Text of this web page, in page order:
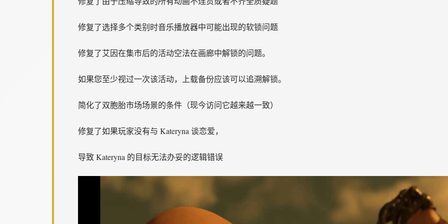
修复了选择多个类别时音乐播放器中可能出现的软锁问题
修复了艾因在集市后的活动空法在画廊中解锁的问题。
如果您至少视过一次该活动，上载备份应该可以追溯解锁。
简化了双胞胎市场场景的条件（现今访问它越来越一致）
修复了如果玩家没有与 Kateryna 谈恋爱，
导致 Kateryna 的目标无法办妥的逻辑错误